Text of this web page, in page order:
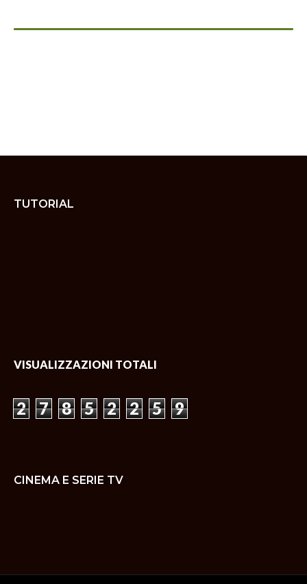
TUTORIAL
VISUALIZZAZIONI TOTALI
2 7 8 5 2 2 5 9
CINEMA E SERIE TV